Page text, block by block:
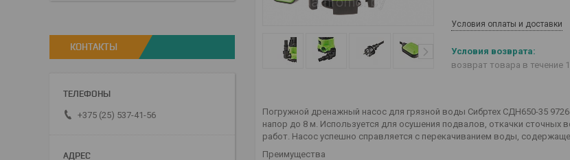
Условия оплаты и доставки
возврат товара в течение
Погружной дренажный насос для грязной воды Сибртех СДН650-35
напор до 8 м. Используется для осушения подвалов, откачки
работ. Насос успешно справляется с перекачиванием воды,
Преимущества
КОНТАКТЫ
+375 (25) 537-41-56